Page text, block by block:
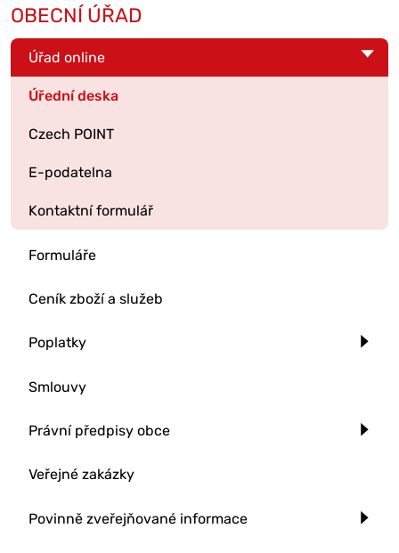
OBECNÍ ÚŘAD
Úřad online
Úřední deska
Czech POINT
E-podatelna
Kontaktní formulář
Formuláře
Ceník zboží a služeb
Poplatky
Smlouvy
Právní předpisy obce
Veřejné zakázky
Povinně zveřejňované informace